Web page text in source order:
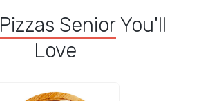
Pizzas Senior You'll
Love